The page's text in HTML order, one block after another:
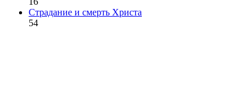
Страдание и смерть Христа
54